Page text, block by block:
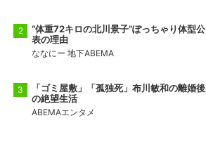
“体重72キロの北川景子”ぽっちゃり体型公
表の理由
ななにー 地下ABEMA
「ゴミ屋敷」「孤独死」布川敏和の離婚後
の絶望生活
ABEMAエンタメ